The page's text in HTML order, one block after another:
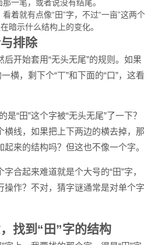
一笔，或者说没有结尾。
着就有点像“田”字，不过“一亩”这两个
暗示什么结构上的变化。
排除
后开始套用“无头无尾”的规则。如果
横，剩下个“丅”和下面的“口”，这看
“田”这个字被“无头无尾”了一下？
横线，如果把上下两边的横去掉，那
起来的结构吗？但这也不像一个字。
合起来难道就是个大号的“田”字，
操作？不对，猜字谜通常是对单个字
找到“田”字的结构